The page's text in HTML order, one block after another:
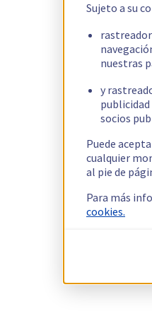
Sujeto a su
nuestras
y
socios
Puede
cualquier
al pie de
Para más
cookies.